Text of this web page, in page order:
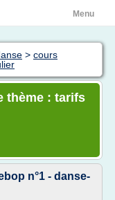
Menu
> cours
thème : tarifs
n°1 - danse-